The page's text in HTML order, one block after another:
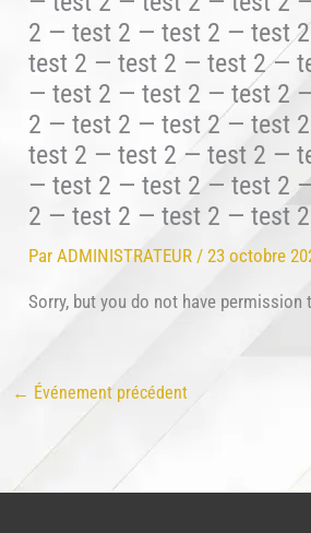
ParADMINISTRATEUR /23 octobre
Sorry, but you do not have
← Événement précédent